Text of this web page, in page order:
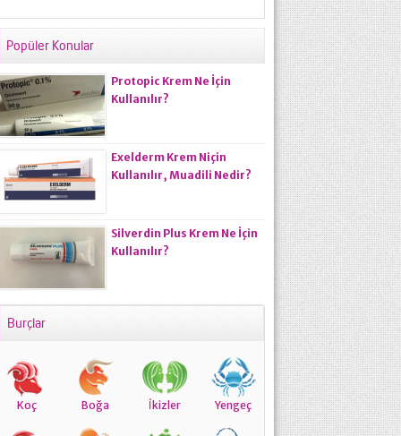
Popüler Konular
Protopic Krem Ne İçin
Kullanılır?
Exelderm Krem Niçin
Kullanılır, Muadili Nedir?
Silverdin Plus Krem Ne İçin
Kullanılır?
Burçlar
Koç Boğa İkizler Yengeç